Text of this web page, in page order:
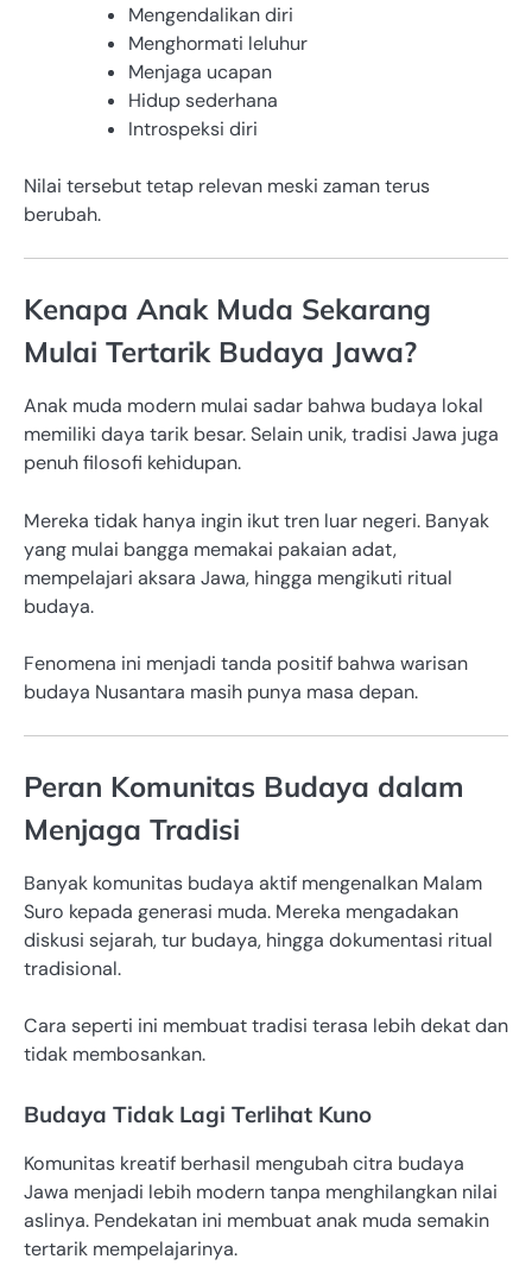
Mengendalikan diri
Menghormati leluhur
Menjaga ucapan
Hidup sederhana
Introspeksi diri
Nilai tersebut tetap relevan meski zaman terus
berubah.
Kenapa Anak Muda Sekarang
Mulai Tertarik Budaya Jawa?
Anak muda modern mulai sadar bahwa budaya lokal
memiliki daya tarik besar. Selain unik, tradisi Jawa juga
penuh filosofi kehidupan.
Mereka tidak hanya ingin ikut tren luar negeri. Banyak
yang mulai bangga memakai pakaian adat,
mempelajari aksara Jawa, hingga mengikuti ritual
budaya.
Fenomena ini menjadi tanda positif bahwa warisan
budaya Nusantara masih punya masa depan.
Peran Komunitas Budaya dalam
Menjaga Tradisi
Banyak komunitas budaya aktif mengenalkan Malam
Suro kepada generasi muda. Mereka mengadakan
diskusi sejarah, tur budaya, hingga dokumentasi ritual
tradisional.
Cara seperti ini membuat tradisi terasa lebih dekat dan
tidak membosankan.
Budaya Tidak Lagi Terlihat Kuno
Komunitas kreatif berhasil mengubah citra budaya
Jawa menjadi lebih modern tanpa menghilangkan nilai
aslinya. Pendekatan ini membuat anak muda semakin
tertarik mempelajarinya.